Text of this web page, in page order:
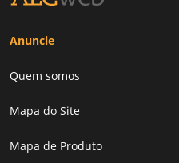
Anuncie
Quem somos
Mapa do Site
Mapa de Produto